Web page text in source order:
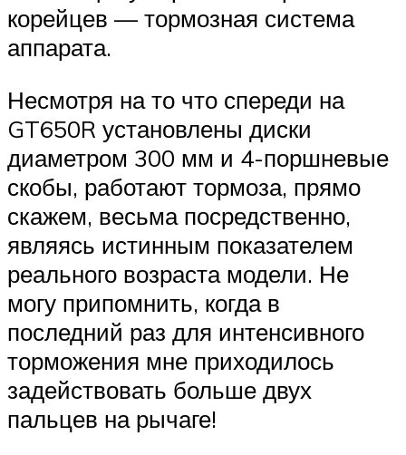
корейцев — тормозная система
аппарата.
Несмотря на то что спереди на
GT650R установлены диски
диаметром 300 мм и 4-поршневые
скобы, работают тормоза, прямо
скажем, весьма посредственно,
являясь истинным показателем
реального возраста модели. Не
могу припомнить, когда в
последний раз для интенсивного
торможения мне приходилось
задействовать больше двух
пальцев на рычаге!